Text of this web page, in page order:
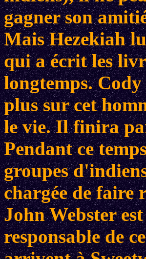
gagner son
Mais Hezekiah
qui a écrit les
longtemps.
plus sur cet
le vie. Il finira
Pendant ce
groupes
chargée de faire
John Webster
responsable de